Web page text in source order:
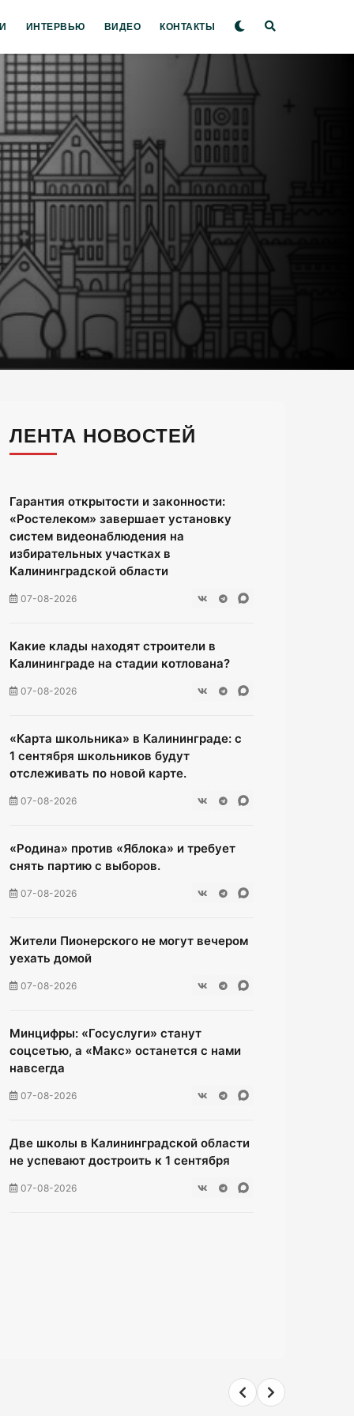
ИНТЕРВЬЮ ВИДЕО КОНТАКТЫ
ЛЕНТА НОВОСТЕЙ
Гарантия открытости и законности:
«Ростелеком» завершает установку
систем видеонаблюдения на
избирательных участках в
Калининградской области
07-08-2026
Какие клады находят строители в
Калининграде на стадии котлована?
07-08-2026
«Карта школьника» в Калининграде: с
1 сентября школьников будут
отслеживать по новой карте.
07-08-2026
«Родина» против «Яблока» и требует
снять партию с выборов.
07-08-2026
Жители Пионерского не могут вечером
уехать домой
07-08-2026
Минцифры: «Госуслуги» станут
соцсетью, а «Макс» останется с нами
навсегда
07-08-2026
Две школы в Калининградской области
не успевают достроить к 1 сентября
07-08-2026